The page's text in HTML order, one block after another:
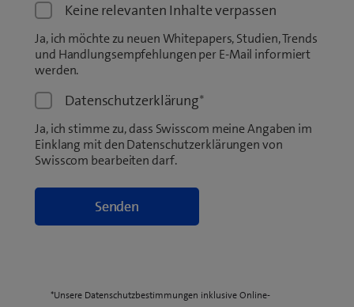
Keine relevanten Inhalte verpassen
Ja, ich möchte zu neuen Whitepapers, Studien, Trends
und Handlungsempfehlungen per E-Mail informiert
werden.
Datenschutzerklärung*
Ja, ich stimme zu, dass Swisscom meine Angaben im
Einklang mit den Datenschutzerklärungen von
Swisscom bearbeiten darf.
*Unsere Datenschutzbestimmungen inklusive Online-